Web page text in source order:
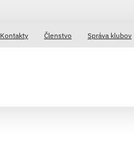
Kontakty Členstvo Správa klubov